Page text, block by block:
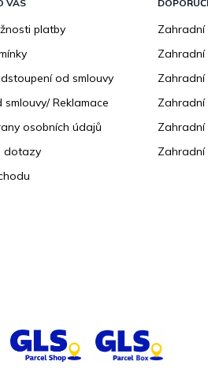
VÁS
platby
od smlouvy
Reklamace
osobních údajů
dotazy
Zahradní
Zahradní
Zahradní
Zahradní
Zahradní
Zahradní